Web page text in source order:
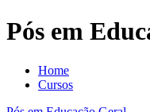
Pós em
Home
Cursos